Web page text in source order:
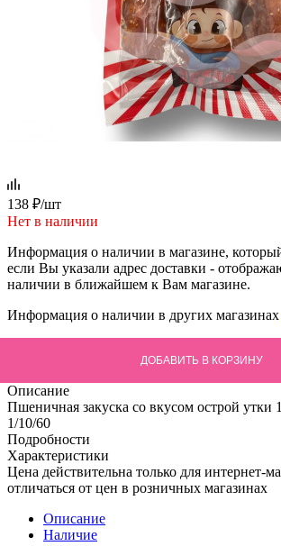
138 ₽/шт
Нет в наличии
Информация о наличии в магазине,
если Вы указали адрес доставки -
наличии в ближайшем к Вам магазине.
Информация о наличии в других магазинах
ДОБАВИТЬ В КОРЗИНУ
Описание
Пшеничная закуска со вкусом острой утки
1/10/60
Подробности
Характеристики
Цена действительна только для интернет-
отличаться от цен в розничных магазинах
Описание
Наличие